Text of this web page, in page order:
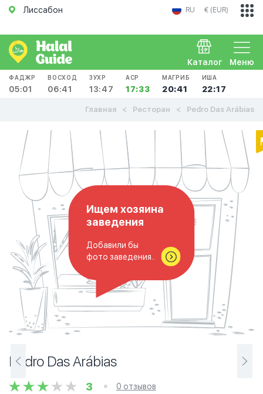
Лиссабон RU € (EUR)
Меню
Каталог
ФАДЖР
05:01
ВОСХОД
06:41
ЗУХР
13:47
АСР
17:33
МАГРИБ
20:41
ИША
22:17
Главная Ресторан Pedro Das Arábias‎
Ищем хозяина
заведения
Добавили бы
фото заведения..
Pedro Das Arábias‎
3 0 отзывов